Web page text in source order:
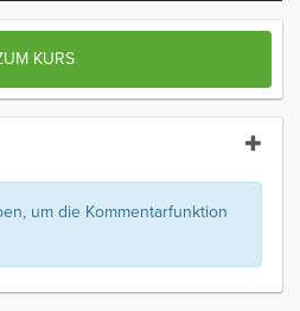
KURS
um die Kommentarfunktion